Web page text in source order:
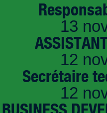
13
12
Secrétaire
12